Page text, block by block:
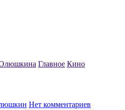
Главное Кино
Нет комментариев